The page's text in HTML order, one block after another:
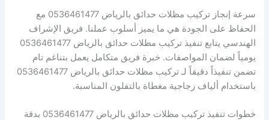
سرعة إنجاز تركيب مظلات حدائق بالرياض 0536461477 مع
الحفاظ على الجودة هي ما يميز أسلوب عملنا. فريق الإشراف
الهندسي يتابع تنفيذ تركيب مظلات حدائق بالرياض 0536461477
يومياً لضمان المواصفات. خبرة فريق متكامل يعمل بتناغم تام
تضمن تنفيذاً دقيقاً لـ تركيب مظلات حدائق بالرياض 0536461477
باستخدام ألياف زجاجية مغطاة بالتفلون المناسبة.
خطوات تنفيذ تركيب مظلات حدائق بالرياض 0536461477 بدقة